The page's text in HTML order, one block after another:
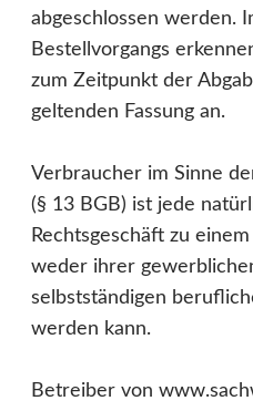
abgeschlossen werden.
Bestellvorgangs
zum Zeitpunkt der
geltenden Fassung an.
Verbraucher im Sinne
(§ 13 BGB) ist jede
Rechtsgeschäft zu
weder ihrer
selbstständigen
werden kann.
Betreiber von